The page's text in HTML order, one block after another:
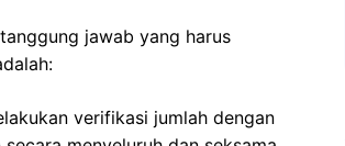
jawab yang harus
verifikasi jumlah dengan